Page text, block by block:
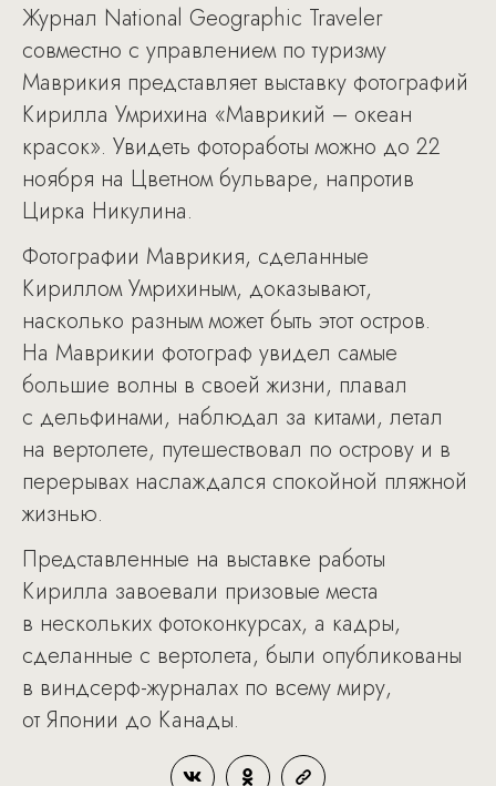
Журнал National Geographic Traveler
совместно с управлением по туризму
Маврикия представляет выставку фотографий
Кирилла Умрихина «Маврикий – океан
красок». Увидеть фотоработы можно до 22
ноября на Цветном бульваре, напротив
Цирка Никулина.
Фотографии Маврикия, сделанные
Кириллом Умрихиным, доказывают,
насколько разным может быть этот остров.
На Маврикии фотограф увидел самые
большие волны в своей жизни, плавал
с дельфинами, наблюдал за китами, летал
на вертолете, путешествовал по острову и в
перерывах наслаждался спокойной пляжной
жизнью.
Представленные на выставке работы
Кирилла завоевали призовые места
в нескольких фотоконкурсах, а кадры,
сделанные с вертолета, были опубликованы
в виндсерф-журналах по всему миру,
от Японии до Канады.